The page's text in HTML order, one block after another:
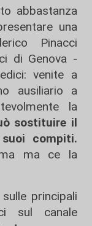
abbastanza
una
Pinacci
di Genova -
venite a
ausiliario a
la
sostituire il
compiti.
ma ce la
sulle principali
sul canale